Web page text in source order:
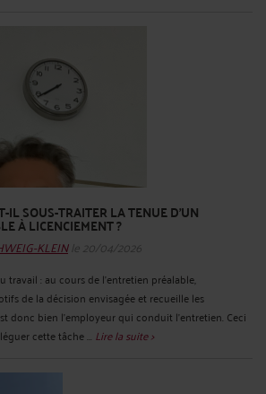
IL SOUS-TRAITER LA TENUE D’UN
À LICENCIEMENT ?
KLEINle 20/04/2026
travail : au cours de l'entretien préalable,
de la décision envisagée et recueille les
donc bien l’employeur qui conduit l’entretien. Ceci
cette tâche ... Lire la suite >